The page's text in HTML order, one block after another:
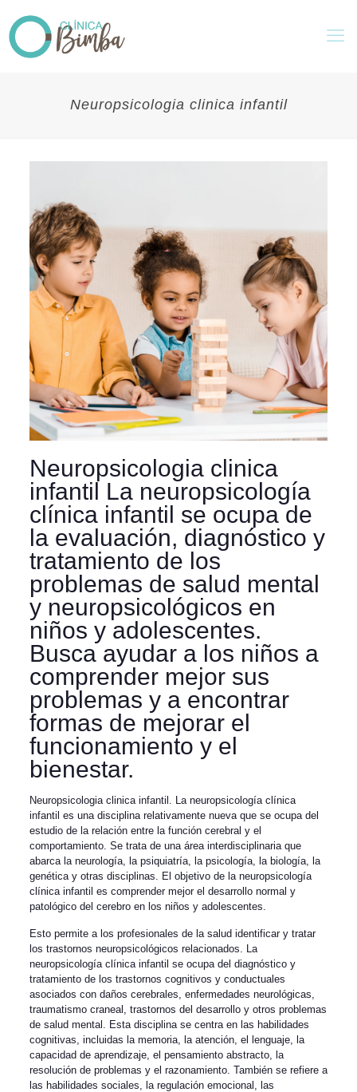
Neuropsicologia clinica infantil
Neuropsicologia clinica
infantil La neuropsicología
clínica infantil se ocupa de
la evaluación, diagnóstico y
tratamiento de los
problemas de salud mental
y neuropsicológicos en
niños y adolescentes.
Busca ayudar a los niños a
comprender mejor sus
problemas y a encontrar
formas de mejorar el
funcionamiento y el
bienestar.
Neuropsicologia clinica infantil. La neuropsicología clínica
infantil es una disciplina relativamente nueva que se ocupa del
estudio de la relación entre la función cerebral y el
comportamiento. Se trata de una área interdisciplinaria que
abarca la neurología, la psiquiatría, la psicología, la biología, la
genética y otras disciplinas. El objetivo de la neuropsicología
clínica infantil es comprender mejor el desarrollo normal y
patológico del cerebro en los niños y adolescentes.
Esto permite a los profesionales de la salud identificar y tratar
los trastornos neuropsicológicos relacionados. La
neuropsicología clínica infantil se ocupa del diagnóstico y
tratamiento de los trastornos cognitivos y conductuales
asociados con daños cerebrales, enfermedades neurológicas,
traumatismo craneal, trastornos del desarrollo y otros problemas
de salud mental. Esta disciplina se centra en las habilidades
cognitivas, incluidas la memoria, la atención, el lenguaje, la
capacidad de aprendizaje, el pensamiento abstracto, la
resolución de problemas y el razonamiento. También se refiere a
las habilidades sociales, la regulación emocional, las